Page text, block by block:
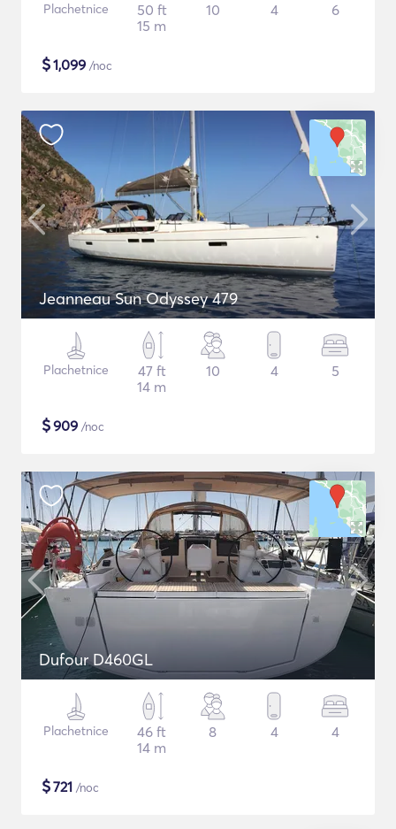
Plachetnice
50 ft
15 m
10 4 6
$1,099 /noc
Jeanneau Sun Odyssey 479
Plachetnice
47 ft
14 m
10 4 5
$909 /noc
Dufour D460GL
Plachetnice
46 ft
14 m
8 4 4
$721 /noc